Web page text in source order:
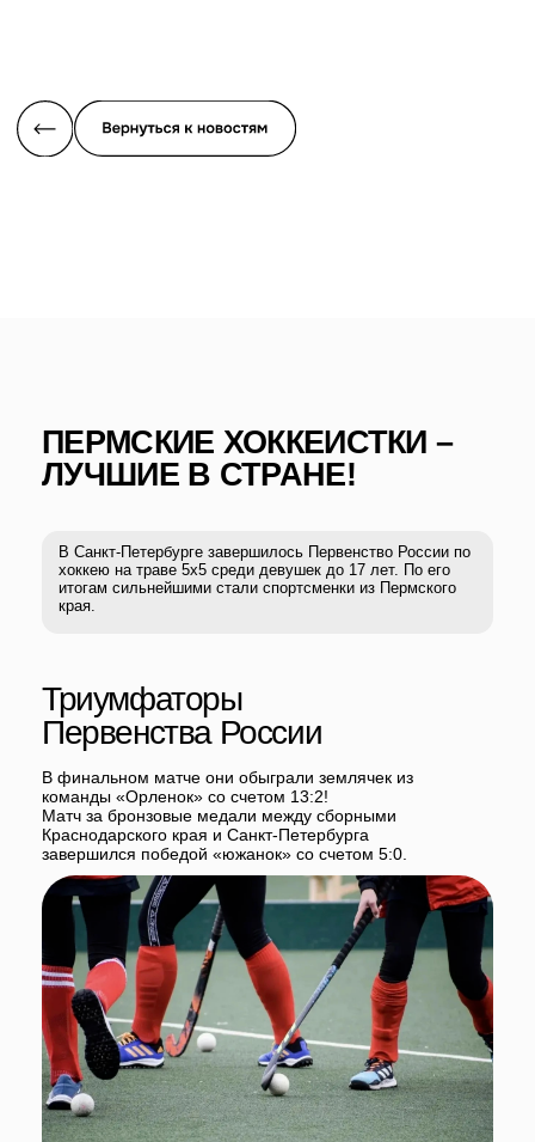
края.
В финальном матче они обыграли землячек из
команды «Орленок» со счетом 13:2!
Матч за бронзовые медали между сборными
Краснодарского края и Санкт-Петербурга
завершился победой «южанок» со счетом 5:0.
Фото: Федерация хоккея на траве России